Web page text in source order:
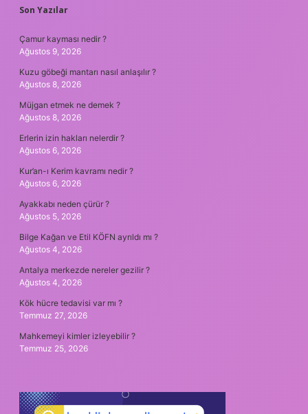
SIDEBAR
Son Yazılar
Çamur kayması nedir ?
Ağustos 9, 2026
Kuzu göbeği mantarı nasıl anlaşılır ?
Ağustos 8, 2026
Müjgan etmek ne demek ?
Ağustos 8, 2026
Erlerin izin hakları nelerdir ?
Ağustos 6, 2026
Kur’an-ı Kerim kavramı nedir ?
Ağustos 6, 2026
Ayakkabı neden çürür ?
Ağustos 5, 2026
Bilge Kağan ve Etil KÖFN ayrıldı mı ?
Ağustos 4, 2026
Antalya merkezde nereler gezilir ?
Ağustos 4, 2026
Kök hücre tedavisi var mı ?
Temmuz 27, 2026
Mahkemeyi kimler izleyebilir ?
Temmuz 25, 2026